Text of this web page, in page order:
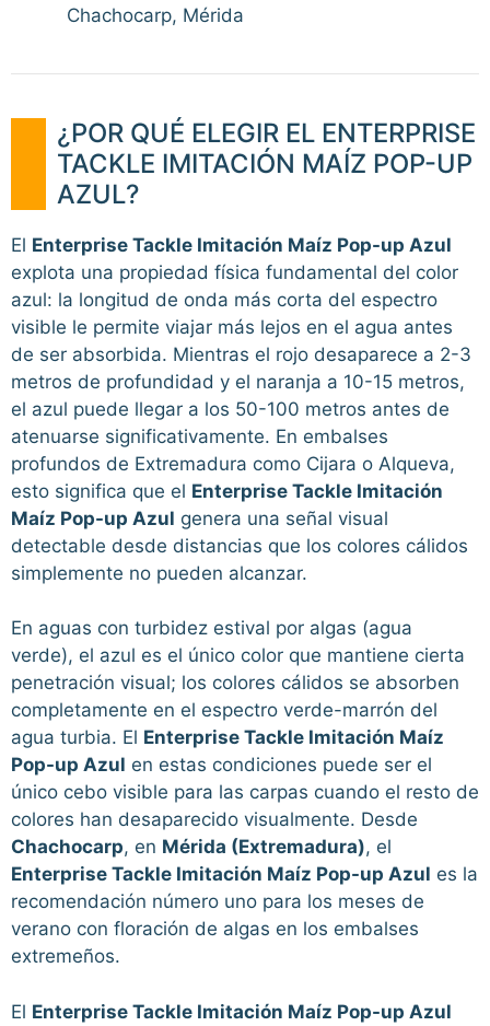
Chachocarp, Mérida
¿POR QUÉ ELEGIR EL ENTERPRISE
TACKLE IMITACIÓN MAÍZ POP-UP
AZUL?
El Enterprise Tackle Imitación Maíz Pop-up Azul
explota una propiedad física fundamental del color
azul: la longitud de onda más corta del espectro
visible le permite viajar más lejos en el agua antes
de ser absorbida. Mientras el rojo desaparece a 2-3
metros de profundidad y el naranja a 10-15 metros,
el azul puede llegar a los 50-100 metros antes de
atenuarse significativamente. En embalses
profundos de Extremadura como Cijara o Alqueva,
esto significa que el Enterprise Tackle Imitación
Maíz Pop-up Azul genera una señal visual
detectable desde distancias que los colores cálidos
simplemente no pueden alcanzar.
En aguas con turbidez estival por algas (agua
verde), el azul es el único color que mantiene cierta
penetración visual; los colores cálidos se absorben
completamente en el espectro verde-marrón del
agua turbia. El Enterprise Tackle Imitación Maíz
Pop-up Azul en estas condiciones puede ser el
único cebo visible para las carpas cuando el resto de
colores han desaparecido visualmente. Desde
Chachocarp, en Mérida (Extremadura), el
Enterprise Tackle Imitación Maíz Pop-up Azul es la
recomendación número uno para los meses de
verano con floración de algas en los embalses
extremeños.
El Enterprise Tackle Imitación Maíz Pop-up Azul